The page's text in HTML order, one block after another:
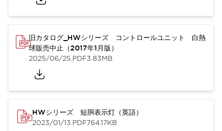
旧カタログ_HWシリーズ コントロールユニット 白熱
球販売中止（2017年1月版）
2025/06/25.PDF3.83MB
HWシリーズ 短胴表示灯（英語）
2023/01/13.PDF764.17KB